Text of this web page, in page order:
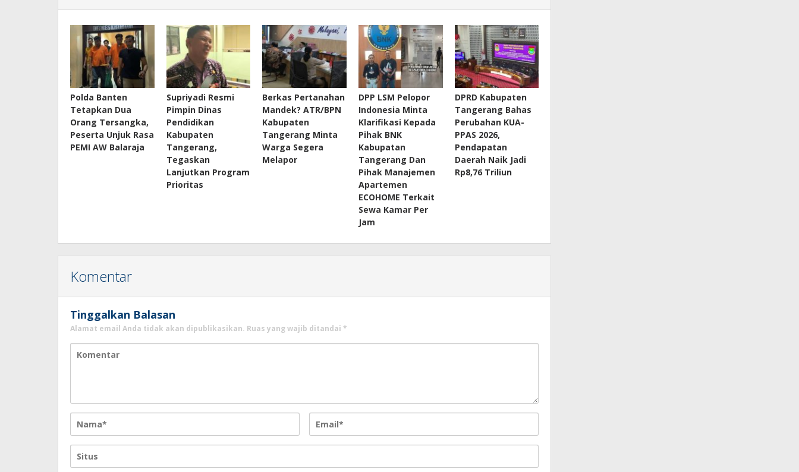
Polda Banten
Tetapkan Dua
Orang Tersangka,
Peserta Unjuk Rasa
PEMI AW Balaraja
Supriyadi Resmi
Pimpin Dinas
Pendidikan
Kabupaten
Tangerang,
Tegaskan
Lanjutkan Program
Prioritas
Berkas Pertanahan
Mandek? ATR/BPN
Kabupaten
Tangerang Minta
Warga Segera
Melapor
DPP LSM Pelopor
Indonesia Minta
Klarifikasi Kepada
Pihak BNK
Kabupatan
Tangerang Dan
Pihak Manajemen
Apartemen
ECOHOME Terkait
Sewa Kamar Per
Jam
DPRD Kabupaten
Tangerang Bahas
Perubahan KUA-
PPAS 2026,
Pendapatan
Daerah Naik Jadi
Rp8,76 Triliun
Komentar
Tinggalkan Balasan
Alamat email Anda tidak akan dipublikasikan. Ruas yang wajib ditandai *